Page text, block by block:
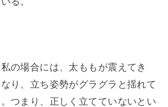
の場合には、太ももが震えてき
り、立ち姿勢がグラグラと揺れて
つまり、正しく立てていないとい